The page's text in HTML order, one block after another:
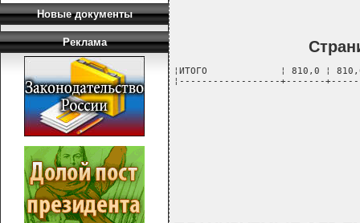
Новые документы
Реклама
¦ИТОГО             ¦ 810,0 ¦
¦------------------+-------